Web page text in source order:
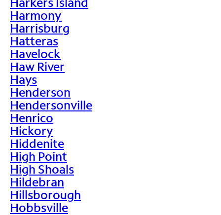
Harmony
Harrisburg
Hatteras
Havelock
Haw River
Hays
Henderson
Hendersonville
Henrico
Hickory
Hiddenite
High Point
High Shoals
Hildebran
Hillsborough
Hobbsville